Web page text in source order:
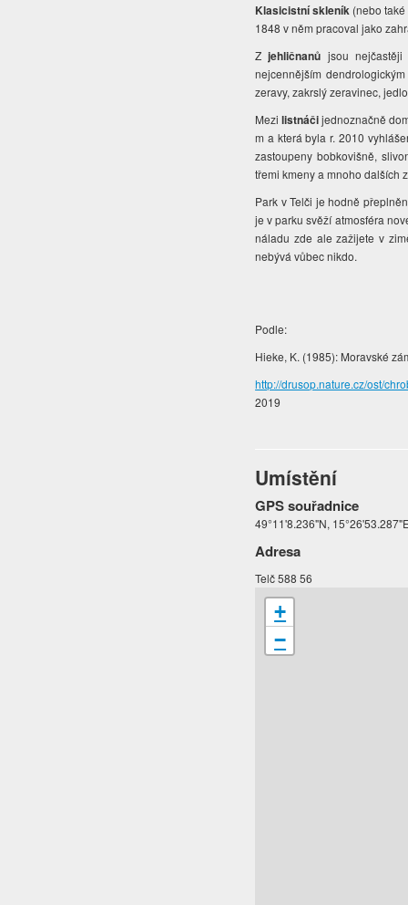
Klasicistní skleník (nebo
1848 v něm pracoval jako
Z jehličnanů jsou nejčastěji
nejcennějším
zeravy, zakrslý zeravinec,
Mezilistnáčijednoznačně
m a která byla r. 2010
zastoupeny bobkovišně,
třemi kmeny a mnoho dalších
Park v Telči je hodně
je v parku svěží atmosféra
náladu zde ale zažijete v
nebývá vůbec nikdo.
Podle:
Hieke, K. (1985): Moravské
http://drusop.nature.cz/ost/
2019
Umístění
GPS souřadnice
49°11'8.236"N,
Adresa
Telč 588 56
+
−